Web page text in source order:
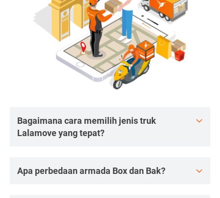
Bagaimana cara memilih jenis truk
Lalamove yang tepat?
Apa perbedaan armada Box dan Bak?